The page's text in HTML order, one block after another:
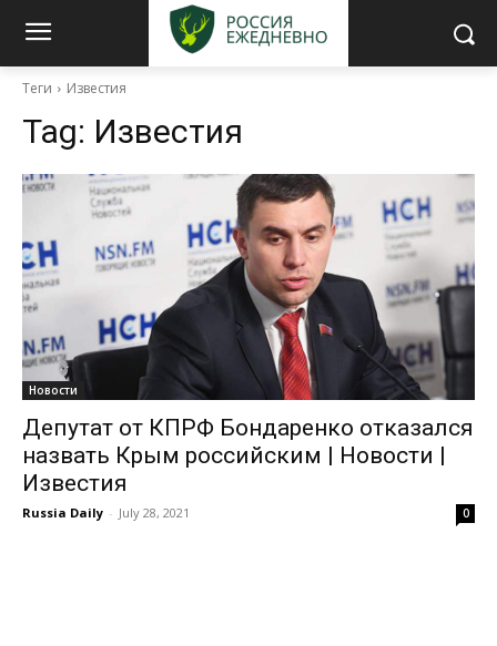
Теги Известия
Tag: Известия
Новости
Депутат от КПРФ Бондаренко отказался
назвать Крым российским | Новости |
Известия
Russia Daily - July 28, 2021 0